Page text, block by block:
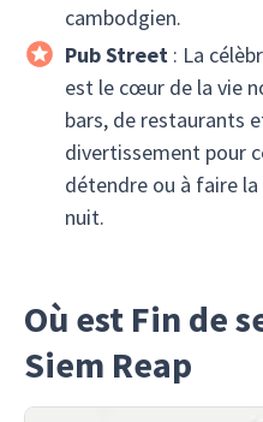
cambodgien.
Pub Street: La
est le cœur de la vie
bars, de restaurants
divertissement pour
détendre ou à faire
nuit.
Où est Fin de
Siem Reap